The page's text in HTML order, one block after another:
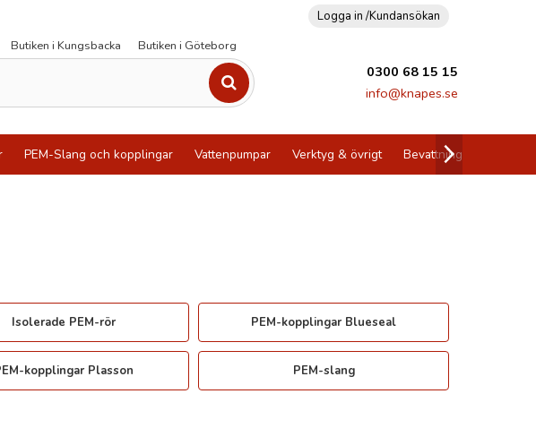
Logga in /Kundansökan
Butiken i Kungsbacka Butiken i Göteborg
0300 68 15 15
info@knapes.se
PEM-Slang och kopplingar Vattenpumpar Verktyg & övrigt Bevattning
Isolerade PEM-rör PEM-kopplingar Blueseal
kopplingar Plasson PEM-slang